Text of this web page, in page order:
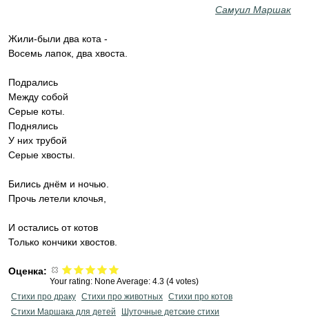
Самуил Маршак
Жили-были два кота -
Восемь лапок, два хвоста.
Подрались
Между собой
Серые коты.
Поднялись
У них трубой
Серые хвосты.
Бились днём и ночью.
Прочь летели клочья,
И остались от котов
Только кончики хвостов.
Оценка:
Your rating: None Average: 4.3 (4 votes)
Стихи про драку Стихи про животных Стихи про котов
Стихи Маршака для детей
Шуточные детские стихи